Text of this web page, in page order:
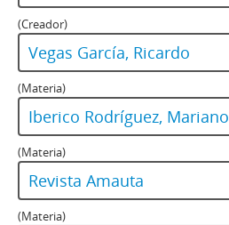
(Creador)
Vegas García, Ricardo
(Materia)
Iberico Rodríguez, Mariano
(Materia)
Revista Amauta
(Materia)